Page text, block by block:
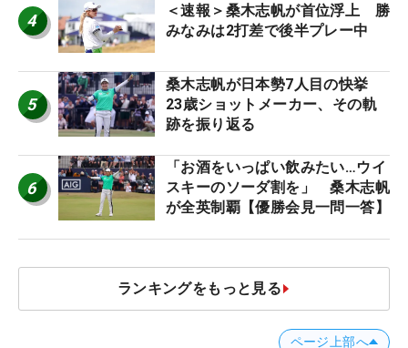
4
＜速報＞桑木志帆が首位浮上 勝
みなみは2打差で後半プレー中
5
桑木志帆が日本勢7人目の快挙
23歳ショットメーカー、その軌
跡を振り返る
6
「お酒をいっぱい飲みたい…ウイ
スキーのソーダ割を」 桑木志帆
が全英制覇【優勝会見一問一答】
ランキングをもっと見る
ページ上部へ